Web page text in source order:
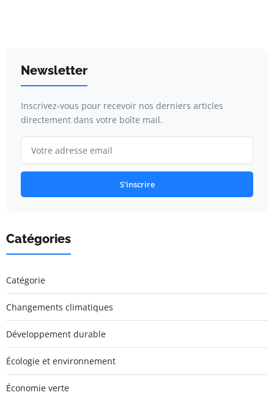
Newsletter
Inscrivez-vous pour recevoir nos derniers articles
directement dans votre boîte mail.
S'inscrire
Catégories
Catégorie
Changements climatiques
Développement durable
Écologie et environnement
Économie verte